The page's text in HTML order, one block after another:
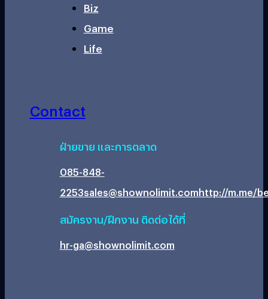
Biz
Game
Life
Contact
ฝ่ายขาย และการตลาด
085-848-
2253sales@shownolimit.comhttp://m.me/
สมัครงาน/ฝึกงาน ติดต่อได้ที่
hr-ga@shownolimit.com